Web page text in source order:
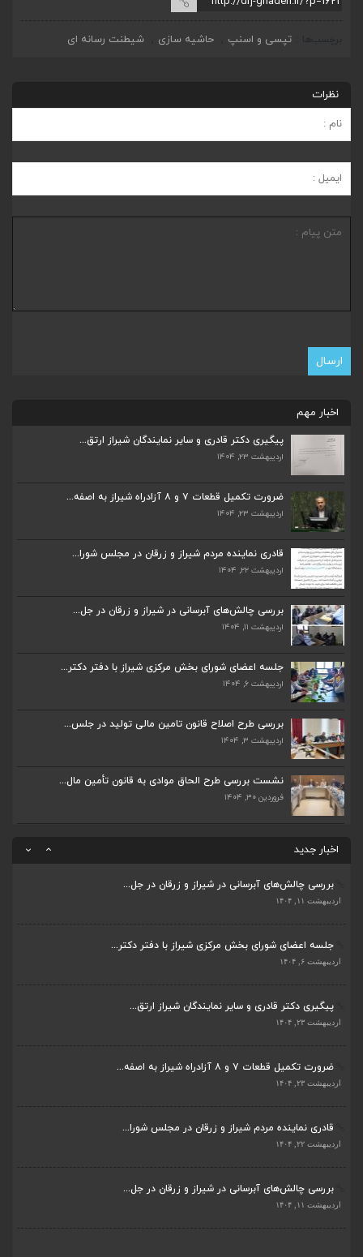
تپسی و اسنپ حاشیه سازی شیطنت رسانه ای
نظرات
اخبار مهم
پیگیری دکتر قادری و سایر نمایندگان شیراز ارتق...
اردیبهشت ۲۳, ۱۴۰۴
ضرورت تکمیل قطعات ۷ و ۸ آزادراه شیراز به اصفه...
اردیبهشت ۲۳, ۱۴۰۴
قادری نماینده مردم شیراز و زرقان در مجلس شورا...
اردیبهشت ۲۲, ۱۴۰۴
بررسی چالش‌های آبرسانی در شیراز و زرقان در جل...
اردیبهشت ۱۱, ۱۴۰۴
جلسه اعضای شورای بخش مرکزی شیراز با دفتر دکتر...
اردیبهشت ۶, ۱۴۰۴
بررسی طرح اصلاح قانون تامین مالی تولید در جلس...
اردیبهشت ۳, ۱۴۰۴
نشست بررسی طرح الحاق موادی به قانون تأمین مال...
فروردین ۳۰, ۱۴۰۴
اخبار جدید
اردیبهشت ۲۳, ۱۴۰۴
قادری نماینده مردم شیراز و زرقان در مجلس شورا...
بررسی چالش‌های آبرسانی در شیراز و زرقان در جل...
جلسه اعضای شورای بخش مرکزی شیراز با دفتر دکتر...
پیگیری دکتر قادری و سایر نمایندگان شیراز ارتق...
اردیبهشت ۲۳, ۱۴۰۴
اردیبهشت ۲۳, ۱۴۰۴
اردیبهشت ۲۲, ۱۴۰۴
اردیبهشت ۱۱, ۱۴۰۴
جلسه اعضای شورای بخش مرکزی شیراز با دفتر دکتر...
اردیبهشت ۶, ۱۴۰۴
پیگیری دکتر قادری و سایر نمایندگان شیراز ارتق...
اردیبهشت ۲۳, ۱۴۰۴
ضرورت تکمیل قطعات ۷ و ۸ آزادراه شیراز به اصفه...
اردیبهشت ۲۳, ۱۴۰۴
قادری نماینده مردم شیراز و زرقان در مجلس شورا...
اردیبهشت ۲۲, ۱۴۰۴
بررسی چالش‌های آبرسانی در شیراز و زرقان در جل...
اردیبهشت ۱۱, ۱۴۰۴
ضرورت تکمیل قطعات ۷ و ۸ آزادراه شیراز به اصفه...
اردیبهشت ۲۳, ۱۴۰۴
قادری نماینده مردم شیراز و زرقان در مجلس شورا...
بررسی چالش‌های آبرسانی در شیراز و زرقان در جل...
جلسه اعضای شورای بخش مرکزی شیراز با دفتر دکتر...
پیگیری دکتر قادری و سایر نمایندگان شیراز ارتق...
ضرورت تکمیل قطعات ۷ و ۸ آزادراه شیراز به اصفه...
قادری نماینده مردم شیراز و زرقان در مجلس شورا...